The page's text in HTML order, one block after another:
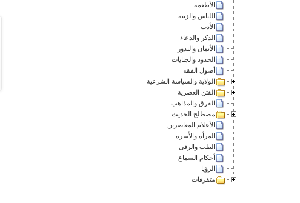
الأطعمة
اللباس والزينة
الأدب
الذكر والدعاء
الأيمان والنذور
الحدود والجنايات
أصول الفقه
الولاية والسياسة الشرعية
الفتن العصرية
الفرق والمذاهب
مصطلح الحديث
الأعلام المعاصرين
المرأة والأسرة
الطب والرقى
أحكام السماع
الرؤيا
متفرقات